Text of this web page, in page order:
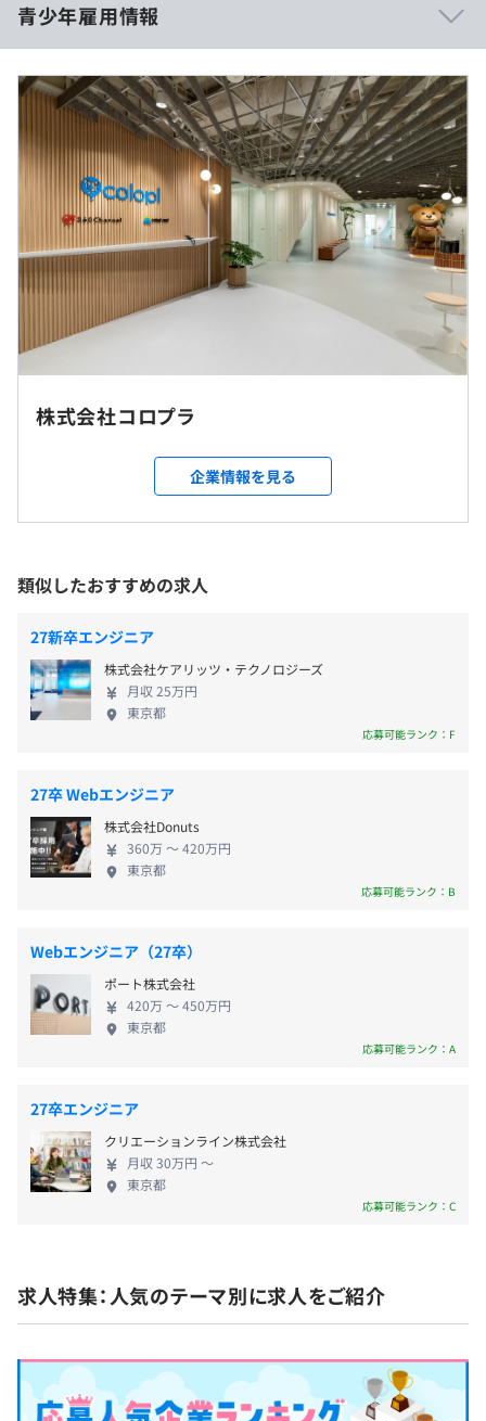
■競争の激しいゲーム業界の中で、クオリティとスピード
を担保するため、内製開発を徹底し、効率化と無駄の排除
を徹底する一方で、コミュニケーションを最重要視してい
るため、社内には多くのミーティングスペースが存在しま
■自分の業務領域に制限を設けず、職種の垣根を超えて幅
広い範囲に携わるクリエイターが殆どです。
エンジニア・デザイナーといった職種に関係なく、企画
からゲーム開発に携わることから、本当のものづくりに基
づいた考え方が定着しています。
■Unityの技術・経験においては業界トップクラスであ
り、サーバーサイド・インフラの技術力についても他社を
圧倒する実力を持っています。
インターンのためありません
プロジェクトごとに選択、アジャイル、チケット駆動開
BigQuery
インターンのためありません。
※現場社員がメンターにつき、本格フィードバック
めています。
どの職種であっても、企画から実装といった一貫した開発
業務に就くことが求められるため、密なコミュニケーショ
ンを重視し、スモールチームで開発することを徹底してい
ます。
受動喫煙防止措置に関する事項
・従業員に対する受動喫煙対策：あり
屋内原則禁煙（喫煙室あり）
東京メトロ日比谷線「六本木駅」4a出口側から地下通路
東京メトロ千代田線「乃木坂駅」3番出口より徒歩約3分
10分
10:30～19:30（休憩1時間含む）
※応相談
休憩時間：60分
平均残業時間：基本残業はありません
期間限定のためなし
※当社ルールに沿って支給いたします
インターンのためありません
青少年雇用情報
過去３年間の新卒採用者数・離職者数
前年度 採用者数20人 離職者数0人
研修の有無及び内容
新卒研修／新卒フォローアップ研修／キャリア研修
メンター制度の有無
あり
前年度の月平均所定外労働時間の実績
株式会社コロプラ
企業情報を見る
類似したおすすめの求人
27新卒エンジニア
株式会社ケアリッツ・テクノロジーズ
月収 25万円
東京都
応募可能ランク：F
27卒 Webエンジニア
株式会社Donuts
360万 〜 420万円
東京都
応募可能ランク：B
Webエンジニア（27卒）
ポート株式会社
420万 〜 450万円
東京都
応募可能ランク：A
27卒エンジニア
クリエーションライン株式会社
月収 30万円 〜
東京都
応募可能ランク：C
求人特集：人気のテーマ別に求人をご紹介